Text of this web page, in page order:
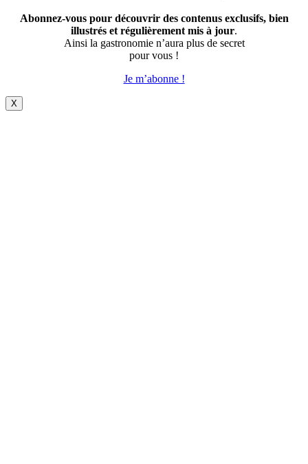
Abonnez-vous pour découvrir des contenus exclusifs, bien
illustrés et régulièrement mis à jour.
Ainsi la gastronomie n’aura plus de secret
pour vous !
Je m’abonne !
X